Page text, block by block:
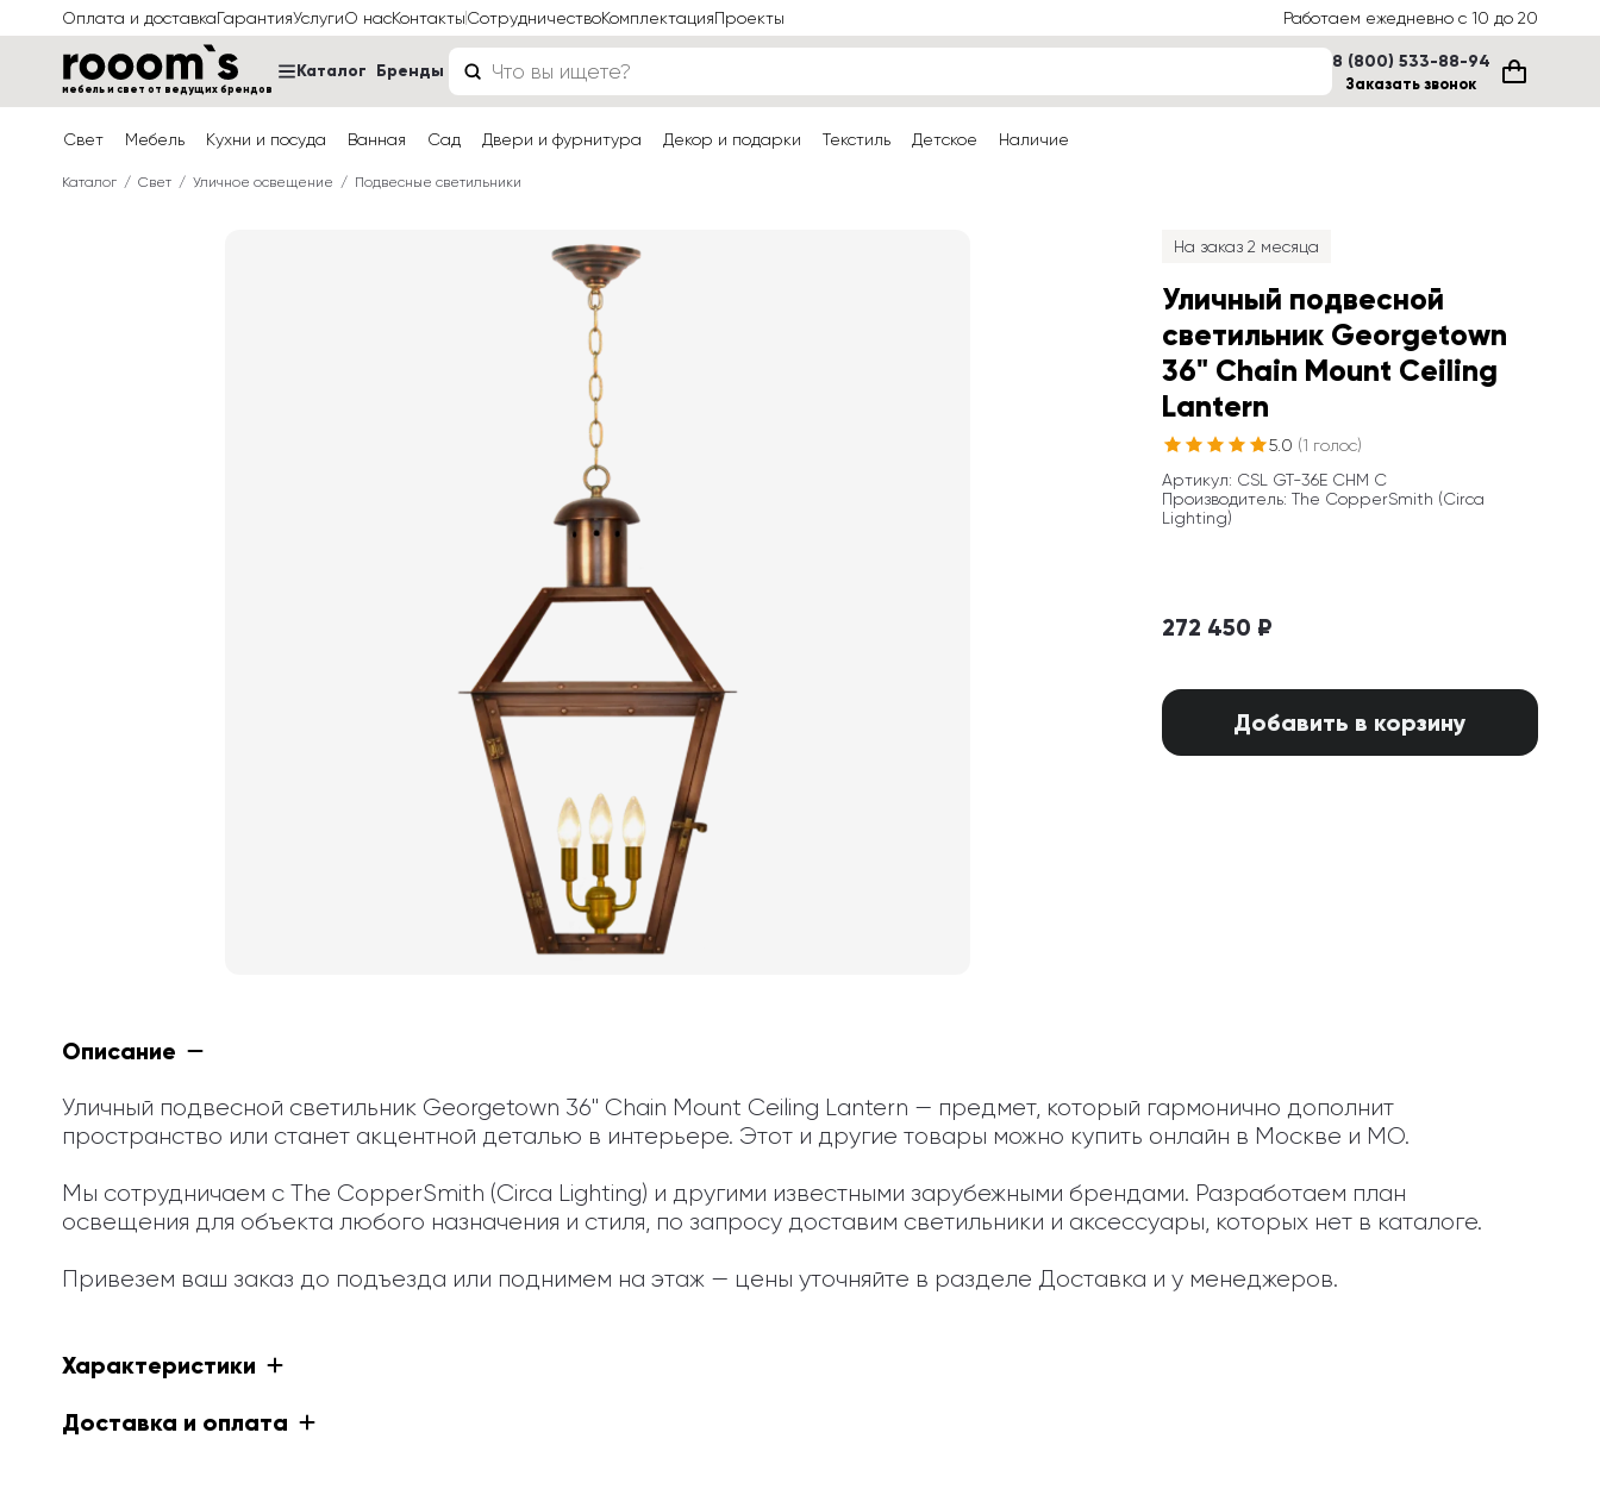
Оплата и доставкаГарантияУслугиО насКонтактыСотрудничествоКомплектацияПроекты Работаем ежедневно с 10 до 20
мебель и свет от ведущих брендов
Каталог Бренды 8 (800) 533-88-94
Заказать звонок
Свет Мебель Кухни и посуда Ванная Сад Двери и фурнитура Декор и подарки Текстиль Детское Наличие
Каталог Свет Уличное освещение Подвесные светильники
На заказ 2 месяца
Уличный подвесной
светильник Georgetown
36" Chain Mount Ceiling
Lantern
5.0 (1 голос)
Артикул: CSL GT-36E CHM C
Производитель: The CopperSmith (Circa
Lighting)
272 450 ₽
Добавить в корзину
Описание
Уличный подвесной светильник Georgetown 36" Chain Mount Ceiling Lantern — предмет, который гармонично дополнит
пространство или станет акцентной деталью в интерьере. Этот и другие товары можно купить онлайн в Москве и МО.
Мы сотрудничаем с The CopperSmith (Circa Lighting) и другими известными зарубежными брендами. Разработаем план
освещения для объекта любого назначения и стиля, по запросу доставим светильники и аксессуары, которых нет в каталоге.
Привезем ваш заказ до подъезда или поднимем на этаж — цены уточняйте в разделе Доставка и у менеджеров.
Характеристики
Доставка и оплата